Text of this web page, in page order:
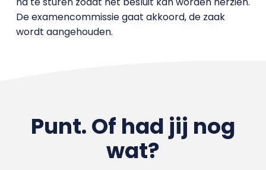
De examencommissie gaat akkoord, de zaak
wordt aangehouden.
Punt. Of had jij nog
wat?